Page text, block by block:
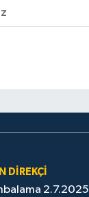
DIREKÇI
2.7.2025